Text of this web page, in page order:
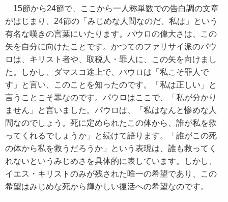
15節から24節で、ここから一人称単数での告白調の文章
がはじまり、24節の「みじめな人間なのだ、私は」という
有名な嘆きの言葉にいたります。パウロの偉大さは、この
矢を自分に向けたことです。かつてのファリサイ派のパウ
ロは、キリスト者や、取税人・罪人に、この矢を向けまし
た。しかし、ダマスコ途上で、パウロは「私こそ罪人で
す」と言い、このことを知ったのです。「私は正しい」と
言うことこそ罪なのです。パウロはここで、「私が分かり
ません」と言いました。パウロは、「私はなんと惨めな人
間なのでしょう。死に定められたこの体から、誰が私を救
ってくれるでしょうか」と続けて語ります。「誰がこの死
の体から私を救うだろうか」という表現は、誰も救ってく
れないというみじめさを具体的に表しています。しかし、
イエス・キリストのみが残された唯一の希望であり、この
希望はみじめな死から輝かしい復活への希望なのです。